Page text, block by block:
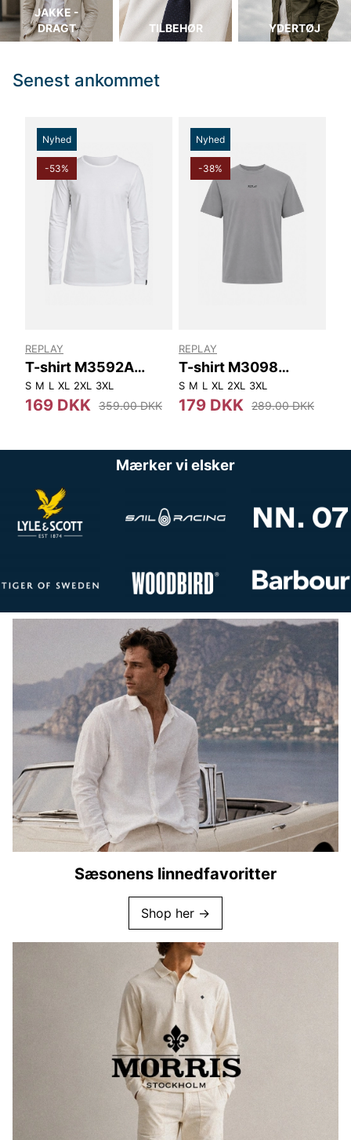
JAKKE -
DRAGT
TILBEHØR YDERTØJ
Senest ankommet
Nyhed
-53%
REPLAY
T-shirt M3592A
Replay
S M L XL 2XL 3XL
169 DKK 359.00 DKK
Nyhed
-38%
REPLAY
T-shirt M3098
Replay
S M L XL 2XL 3XL
179 DKK 289.00 DKK
Mærker vi elsker
Sæsonens linnedfavoritter
Shop her →